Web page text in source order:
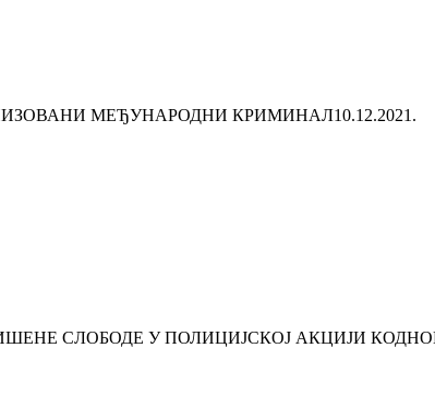
МЕЂУНАРОДНИ КРИМИНАЛ10.12.2021.
СЛОБОДЕ У ПОЛИЦИЈСКОЈ АКЦИЈИ